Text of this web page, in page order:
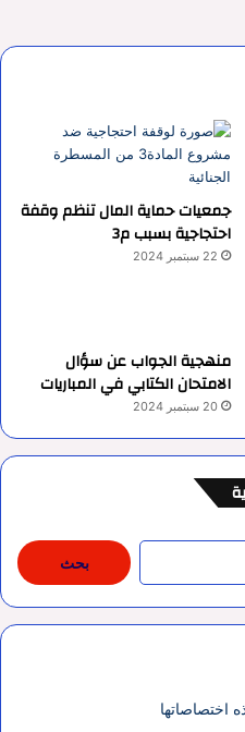
جمعيات حماية المال تنظم وقفة
احتجاجية بسبب م3
22 سبتمبر 2024
منهجية الجواب عن سؤال
الامتحان الكتابي في المباريات
20 سبتمبر 2024
البحث
عن:
اختصاصاتها